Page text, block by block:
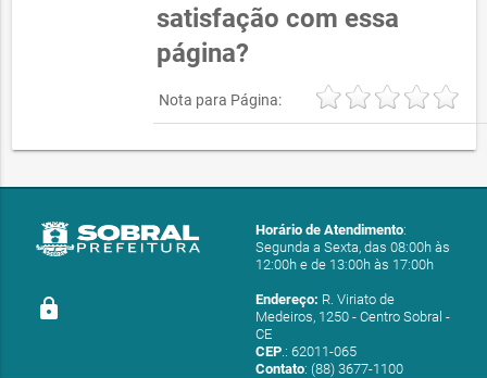
satisfação com essa
página?
Nota para Página:
lock
Horário de Atendimento:
Segunda a Sexta, das 08:00h às
12:00h e de 13:00h às 17:00h
Endereço: R. Viriato de
Medeiros, 1250 - Centro Sobral -
CE
CEP.: 62011-065
Contato: (88) 3677-1100